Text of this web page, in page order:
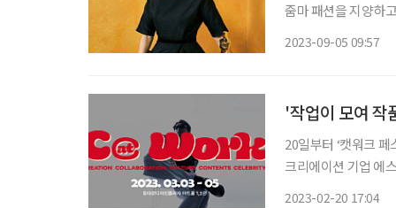
줌마 패션을 지양하
2023-09-05 09:57
'작업이 모여
20일부터 ‘캣워크 페
크리에이션 기업 에
2023-02-20 17:04